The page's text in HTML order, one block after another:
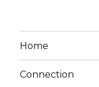
Home
Connection